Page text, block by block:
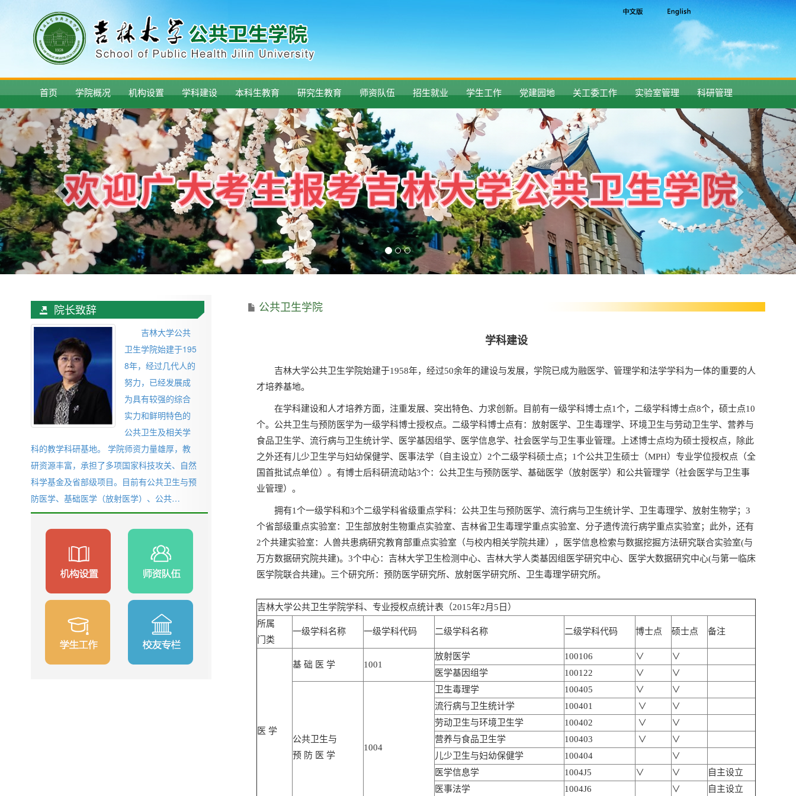
首页 学院概况 机构设置 学科建设 本科生教育 研究生教育 师资队伍 招生就业 学生工作 党建园地 关工委工作 实验室管理 科研管理
院长致辞
吉林大学公共
卫生学院始建于195
8年，经过几代人的
努力，已经发展成
为具有较强的综合
实力和鲜明特色的
公共卫生及相关学
科的教学科研基地。 学院师资力量雄厚，教
研资源丰富，承担了多项国家科技攻关、自然
科学基金及省部级项目。目前有公共卫生与预
防医学、基础医学（放射医学）、公共…
公共卫生学院
学科建设
吉林大学公共卫生学院始建于1958年，经过50余年的建设与发展，学院已成为融医学、管理学和法学学科为一体的重要的人
才培养基地。
在学科建设和人才培养方面，注重发展、突出特色、力求创新。目前有一级学科博士点1个，二级学科博士点8个，硕士点10
个。公共卫生与预防医学为一级学科博士授权点。二级学科博士点有：放射医学、卫生毒理学、环境卫生与劳动卫生学、营养与
食品卫生学、流行病与卫生统计学、医学基因组学、医学信息学、社会医学与卫生事业管理。上述博士点均为硕士授权点，除此
之外还有儿少卫生学与妇幼保健学、医事法学（自主设立）2个二级学科硕士点；1个公共卫生硕士（MPH）专业学位授权点（全
国首批试点单位）。有博士后科研流动站3个：公共卫生与预防医学、基础医学（放射医学）和公共管理学（社会医学与卫生事
业管理）。
拥有1个一级学科和3个二级学科省级重点学科：公共卫生与预防医学、流行病与卫生统计学、卫生毒理学、放射生物学；3
个省部级重点实验室：卫生部放射生物重点实验室、吉林省卫生毒理学重点实验室、分子遗传流行病学重点实验室；此外，还有
2个共建实验室：人兽共患病研究教育部重点实验室（与校内相关学院共建），医学信息检索与数据挖掘方法研究联合实验室(与
万方数据研究院共建)。3个中心：吉林大学卫生检测中心、吉林大学人类基因组医学研究中心、医学大数据研究中心(与第一临床
医学院联合共建)。三个研究所：预防医学研究所、放射医学研究所、卫生毒理学研究所。
吉林大学公共卫生学院学科、专业授权点统计表（2015年2月5日）
所属
门类
一级学科名称 一级学科代码 二级学科名称 二级学科代码 博士点 硕士点 备注
医 学
基 础 医 学 1001
放射医学 100106 ∨
∨
医学基因组学
100122 ∨ ∨
公共卫生与
预 防 医 学
1004
卫生毒理学 100405 ∨
∨
流行病与卫生统计学
100401 ∨
∨
劳动卫生与环境卫生学
100402 ∨
∨
营养与食品卫生学
100403 ∨
∨
儿少卫生与妇幼保健学
100404
∨
医学信息学
1004J5 ∨ ∨
自主设立
医事法学
1004J6 ∨ 自主设立